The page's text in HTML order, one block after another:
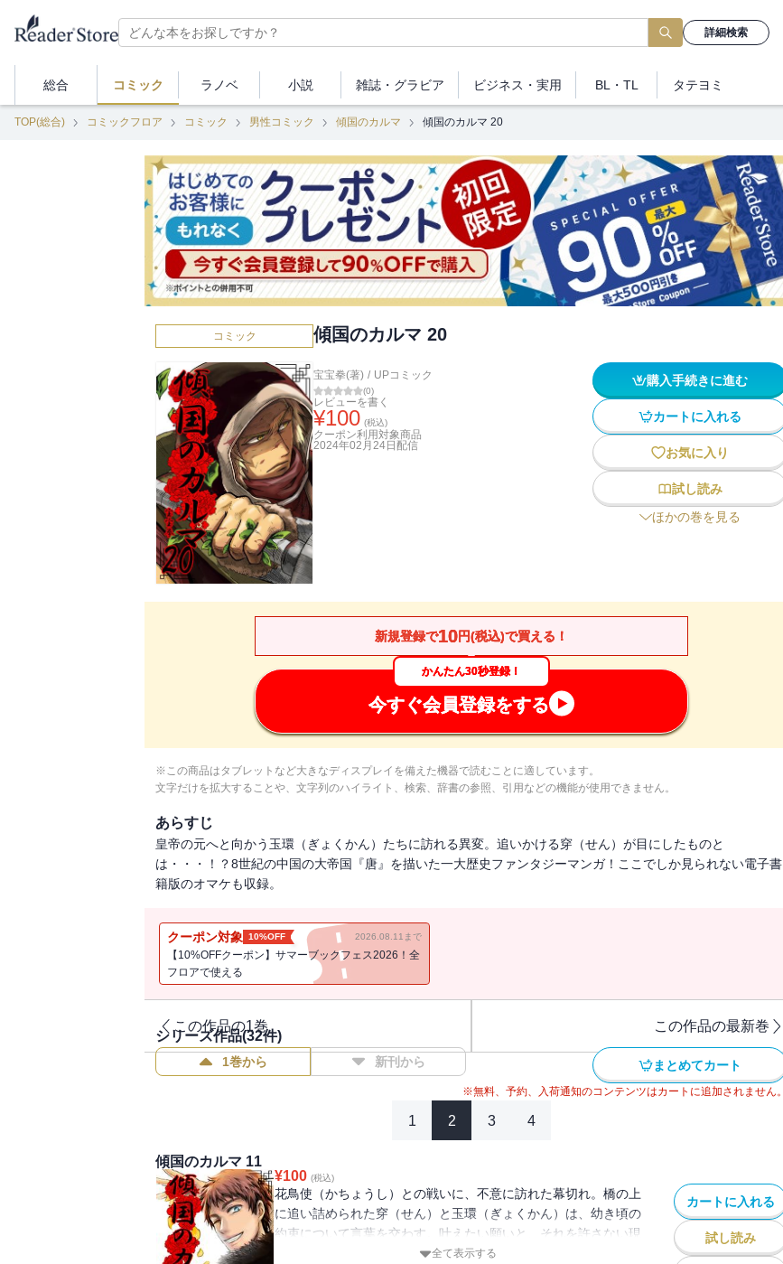
詳細検索
総合 コミック ラノベ 小説 雑誌・ グラビア ビジネス ・実用 BL・TL タテヨミ
TOP(総合) コミックフロア コミック 男性コミック 傾国のカルマ 傾国のカルマ 20
コミック 傾国のカルマ 20
宝宝拳(著) / UPコミック
(0)
レビューを書く
¥100 (税込)
クーポン利用対象商品
2024年02月24日 配信
購入手続きに進む
カートに入れる
お気に入り
試し読み
ほかの巻を見る
新規登録で10円(税込)で買える！
かんたん30秒登録！
今すぐ会員登録をする
※この商品はタブレットなど大きなディスプレイを備えた機器で読むことに適しています。
文字だけを拡大することや、文字列のハイライト、検索、辞書の参照、引用などの機能が使用できません。
あらすじ
皇帝の元へと向かう玉環（ぎょくかん）たちに訪れる異変。追いかける穿（せん）が目にしたものと
は・・・！？8世紀の中国の大帝国『唐』を描いた一大歴史ファンタジーマンガ！ここでしか見られない電子書
籍版のオマケも収録。
クーポン対象 10%OFF 2026.08.11まで
【10%OFFクーポン】サマーブックフェス2026！全
フロアで使える
この作品の1巻 この作品の最新巻
シリーズ作品(32件)
1巻から 新刊から まとめてカート
※無料、予約、入荷通知のコンテンツはカートに追加されません。
1 2 3 4
傾国のカルマ 11
¥100 (税込)
花鳥使（かちょうし）との戦いに、不意に訪れた幕切れ。橋の上
に追い詰められた穿（せん）と玉環（ぎょくかん）は、幼き頃の
約束について言葉を交わす。叶えたい願いと、それを許さない現
実。二人は約束に何を見るのか・・・。8世紀の中国の大帝国
全て表示する
カートに入れる
試し読み